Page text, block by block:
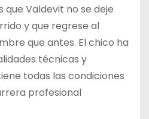
que Valdevit no se deje
y que regrese al
que antes. El chico ha
técnicas y
todas las condiciones
profesional